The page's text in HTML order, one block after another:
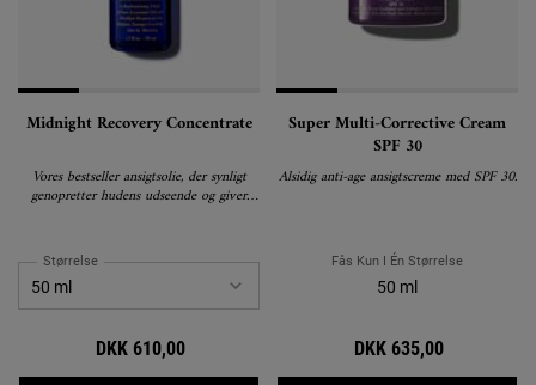
Midnight Recovery Concentrate
Vores bestseller ansigtsolie, der synligt
genopretter hudens udseende og giver
Størrelse
DKK 610,00
Super Multi-Corrective Cream
SPF 30
Alsidig anti-age ansigtscreme med SPF 30.
Fås Kun I Én Størrelse
50 ml
DKK 635,00